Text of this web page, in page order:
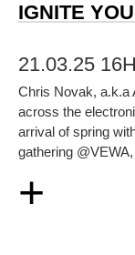
IGNITE
21.03.25
Chris Novak, a.k.a
across the
arrival of spring
gathering
+